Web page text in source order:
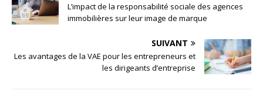
L’impact de la responsabilité sociale des agences
immobilières sur leur image de marque
SUIVANT
Les avantages de la VAE pour les entrepreneurs et
les dirigeants d’entreprise